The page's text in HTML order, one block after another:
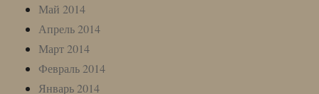
Май 2014
Апрель 2014
Март 2014
Февраль 2014
Январь 2014